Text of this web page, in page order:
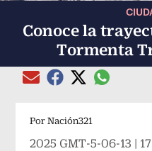
Conoce la
Tormenta
Compartir el artículo
Compartir el artículo
Compartir el
Compartir
Por Nación321
2025 GMT-5-06-13 |